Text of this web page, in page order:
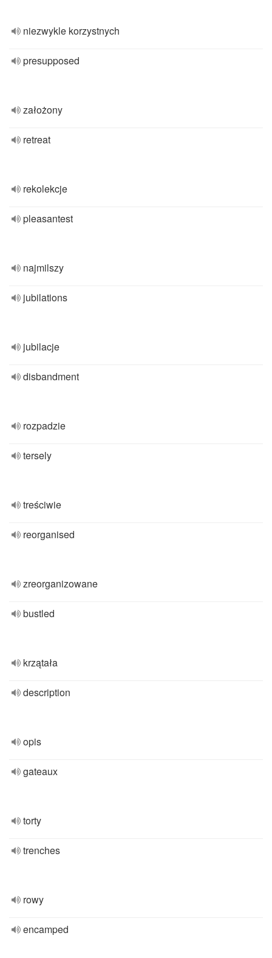
niezwykle korzystnych
presupposed
założony
retreat
rekolekcje
pleasantest
najmilszy
jubilations
jubilacje
disbandment
rozpadzie
tersely
treściwie
reorganised
zreorganizowane
bustled
krzątała
description
opis
gateaux
torty
trenches
rowy
encamped